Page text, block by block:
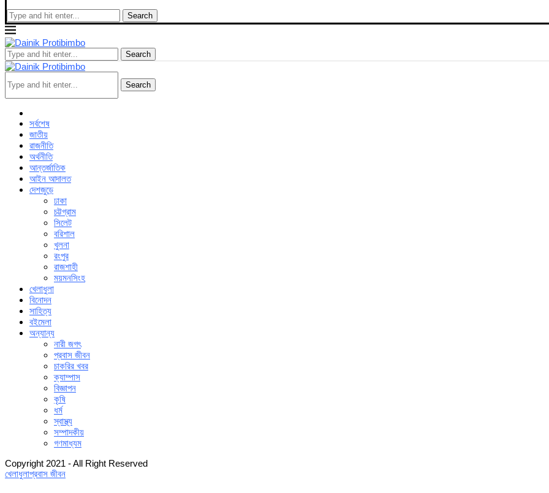
Search
Search
Search
সর্বশেষ
জাতীয়
রাজনীতি
অর্থনীতি
আন্তর্জাতিক
আইন আদালত
দেশজুড়ে
ঢাকা
চট্টগ্রাম
সিলেট
বরিশাল
খুলনা
রংপুর
রাজশাহী
ময়মনসিংহ
খেলাধুলা
বিনোদন
সাহিত্য
বইমেলা
অন্যান্য
নারী জগৎ
প্রবাস জীবন
চাকরির খবর
ক্যাম্পাস
বিজ্ঞাপন
কৃষি
ধর্ম
স্বাস্থ্য
সম্পাদকীয়
গণমাধ্যম
Copyright 2021 - All Right Reserved
খেলাধুলাপ্রবাস জীবন